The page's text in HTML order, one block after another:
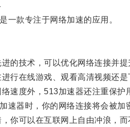
款专注于网络加速的应用。
技术，可以优化网络连接并提
在线游戏、观看高清视频还是
度外，513加速器还注重保护
器时，你的网络连接将会被加
可以在互联网上自由冲浪，而